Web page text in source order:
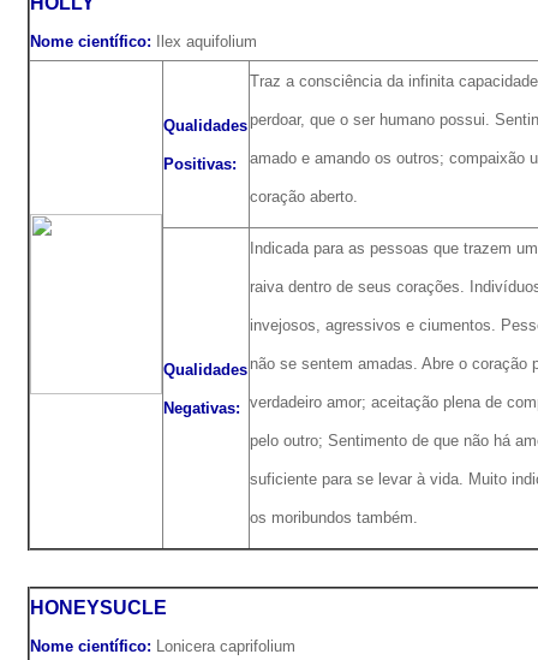
Nome científico: Ilex aquifolium
Qualidades
Positivas:
Traz a consciência da infinita
perdoar, que o ser humano possui.
amado e amando os outros; compaixão
coração aberto.
Qualidades
Negativas:
Indicada para as pessoas que trazem
raiva dentro de seus corações.
invejosos, agressivos e ciumentos.
não se sentem amadas. Abre o coração
verdadeiro amor; aceitação plena de
pelo outro; Sentimento de que não há
suficiente para se levar à vida. Muito
os moribundos também.
HONEYSUCLE
Nome científico: Lonicera caprifolium